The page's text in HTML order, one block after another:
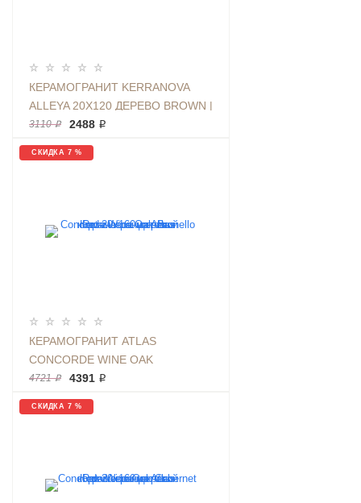
КЕРАМОГРАНИТ KERRANOVA
ALLEYA 20Х120 ДЕРЕВО BROWN |
ФОН K-2102/SR/200X1200X11
3110 ₽ 2488 ₽
СКИДКА 7 %
КЕРАМОГРАНИТ ATLAS
CONCORDE WINE OAK
BRUNELLO RET 20Х160 ДЕРЕВО
КОРИЧНЕВОЕ МАТОВЫЙ
4721 ₽ 4391 ₽
СКИДКА 7 %